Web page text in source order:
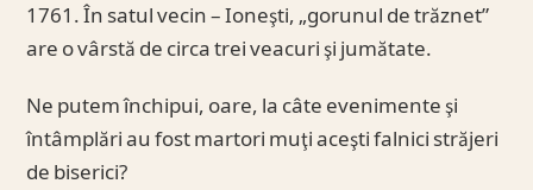
1761. În satul vecin – Ioneşti, „gorunul de trăznet”
are o vârstă de circa trei veacuri şi jumătate.
Ne putem închipui, oare, la câte evenimente şi
întâmplări au fost martori muţi aceşti falnici străjeri
de biserici?